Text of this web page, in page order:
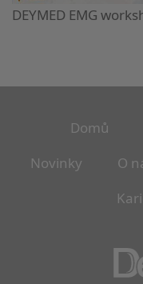
DEYMED EMG
Domů
Novinky
O